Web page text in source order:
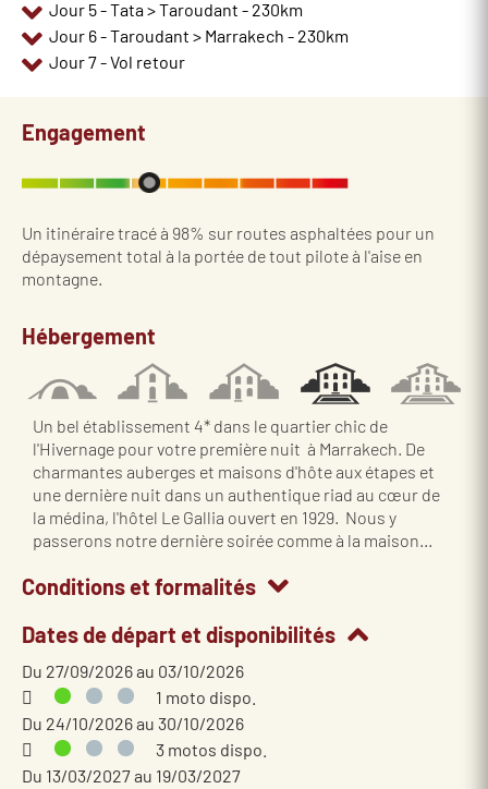
Jour 5 - Tata > Taroudant - 230km
Jour 6 - Taroudant > Marrakech - 230km
Jour 7 - Vol retour
Engagement
Un itinéraire tracé à 98% sur routes asphaltées pour un
dépaysement total à la portée de tout pilote à l'aise en
montagne.
Hébergement
Un bel établissement 4* dans le quartier chic de
l'Hivernage pour votre première nuit à Marrakech. De
charmantes auberges et maisons d'hôte aux étapes et
une dernière nuit dans un authentique riad au cœur de
la médina, l'hôtel Le Gallia ouvert en 1929. Nous y
passerons notre dernière soirée comme à la maison...
Conditions et formalités
Dates de départ et disponibilités
Du 27/09/2026 au 03/10/2026
1 moto dispo.
Du 24/10/2026 au 30/10/2026
3 motos dispo.
Du 13/03/2027 au 19/03/2027